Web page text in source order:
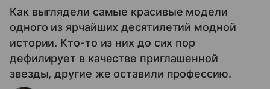
Как выглядели самые красивые модели
одного из ярчайших десятилетий модной
истории. Кто-то из них до сих пор
дефилирует в качестве приглашенной
звезды, другие же оставили профессию.